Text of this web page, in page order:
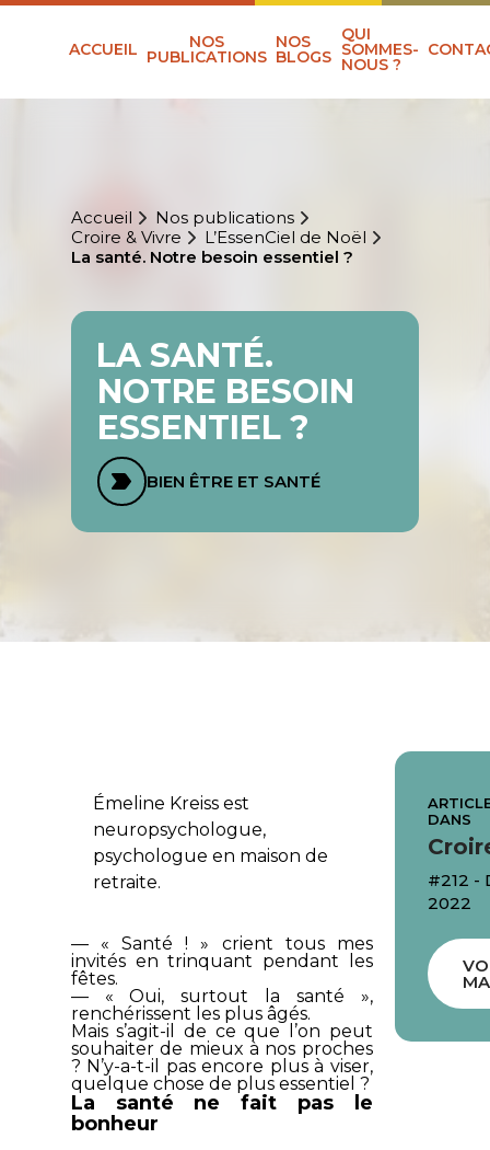
ACCUEIL NOS
PUBLICATIONS
NOS
BLOGS
QUI
SOMMES-
NOUS ?
Accueil
Nos publications
Croire & Vivre
L’EssenCiel de Noël
La santé. Notre besoin essentiel ?
LA SANTÉ.
NOTRE BESOIN
ESSENTIEL ?
BIEN ÊTRE ET SANTÉ
Émeline Kreiss est
neuropsychologue,
psychologue en maison de
retraite.
— « Santé ! » crient tous mes
invités en trinquant pendant les
fêtes.
— « Oui, surtout la santé »,
renchérissent les plus âgés.
Mais s’agit-il de ce que l’on peut
souhaiter de mieux à nos proches
? N’y-a-t-il pas encore plus à viser,
quelque chose de plus essentiel ?
La santé ne fait pas le
bonheur
DANS
#212 -
2022